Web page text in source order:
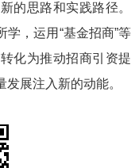
的思路和实践路径。
，运用“基金招商”等
化为推动招商引资提
展注入新的动能。